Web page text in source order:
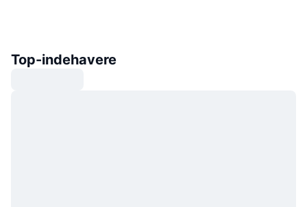
Top-indehavere